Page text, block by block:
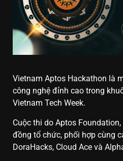
Vietnam Aptos Hackathon là
công nghệ đỉnh cao trong
Vietnam Tech Week.
Cuộc thi do Aptos
đồng tổ chức, phối hợp cùng
DoraHacks, Cloud Ace và